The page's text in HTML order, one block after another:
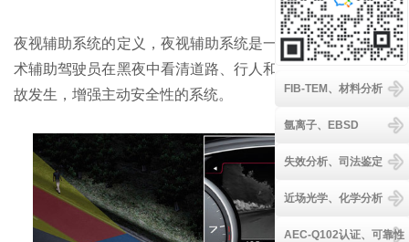
夜视辅助系统的定义，夜视辅助系统是一种利用红外成像技
术辅助驾驶员在黑夜中看清道路、行人和障碍物等，减少事
故发生，增强主动安全性的系统。
FIB-TEM、材料分析
氩离子、EBSD
失效分析、司法鉴定
近场光学、化学分析
AEC-Q102认证、可靠性